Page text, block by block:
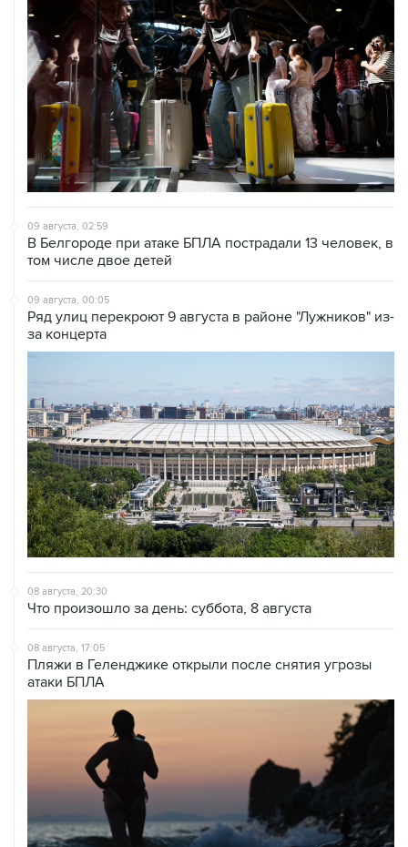
09 августа, 02:59
В Белгороде при атаке БПЛА пострадали 13 человек, в
том числе двое детей
09 августа, 00:05
Ряд улиц перекроют 9 августа в районе "Лужников" из-
за концерта
08 августа, 20:30
Что произошло за день: суббота, 8 августа
08 августа, 17:05
Пляжи в Геленджике открыли после снятия угрозы
атаки БПЛА